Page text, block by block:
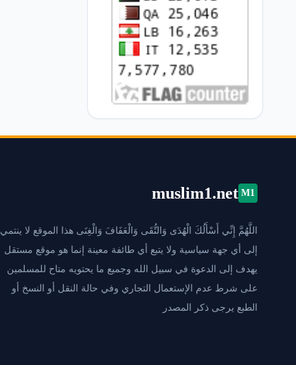
M1
muslim1.net
اللَّهُمَّ إِنِّي أَسْأَلُكَ الْهُدَى وَالتُّقَى وَالْعَفَافَ وَالْغِنَى هذا الموقع لا ينتمي
إلى أي جهة سياسية ولا يتبع أي طائفة معينة إنما هو موقع مستقل
يهدف إلى الدعوة في سبيل الله وجميع ما يحتويه متاح للمسلمين
على شرط عدم الإستعمال التجاري وفي حالة النقل أو النسخ أو
الطبع يرجى ذكر المصدر